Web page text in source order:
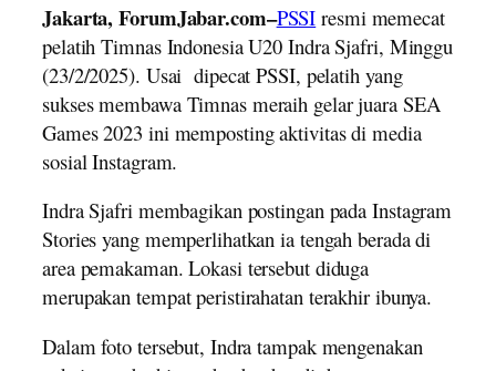
Jakarta, ForumJabar.com–PSSI resmi memecat
pelatih Timnas Indonesia U20 Indra Sjafri, Minggu
(23/2/2025). Usai dipecat PSSI, pelatih yang
sukses membawa Timnas meraih gelar juara SEA
Games 2023 ini memposting aktivitas di media
sosial Instagram.
Indra Sjafri membagikan postingan pada Instagram
Stories yang memperlihatkan ia tengah berada di
area pemakaman. Lokasi tersebut diduga
merupakan tempat peristirahatan terakhir ibunya.
Dalam foto tersebut, Indra tampak mengenakan